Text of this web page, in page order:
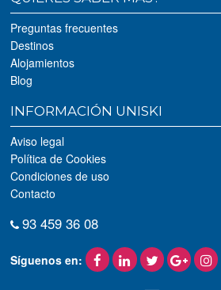
Preguntas frecuentes
Destinos
Alojamientos
Blog
INFORMACIÓN UNISKI
Aviso legal
Política de Cookies
Condiciones de uso
Contacto
93 459 36 08
Síguenos en: